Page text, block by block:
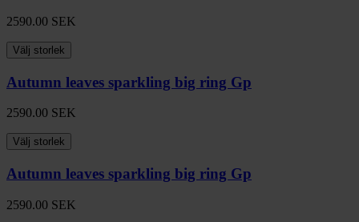
2590.00 SEK
Välj storlek
Autumn leaves sparkling big ring Gp
2590.00 SEK
Välj storlek
Autumn leaves sparkling big ring Gp
2590.00 SEK